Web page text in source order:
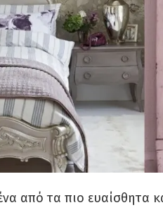
από τα πιο ευαίσθητα